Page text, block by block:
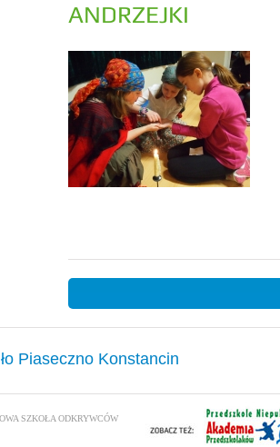
ANDRZEJKI
Piaseczno Konstancin
SZKOŁA ODKRYWCÓW